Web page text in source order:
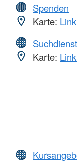
Spenden
Karte:
Suchdienst
Karte: